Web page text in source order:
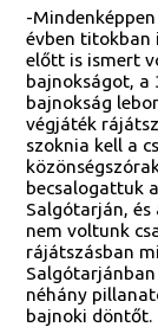
-
évben titokban
előtt is ismert
bajnokságot, a
bajnokság
végjáték
szoknia kell a
becsalogattuk
Salgótarján, és
nem voltunk
rájátszásban
néhány
bajnoki döntőt.